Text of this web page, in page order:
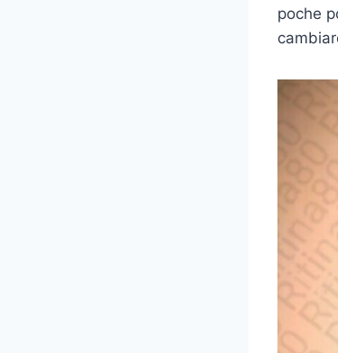
poche